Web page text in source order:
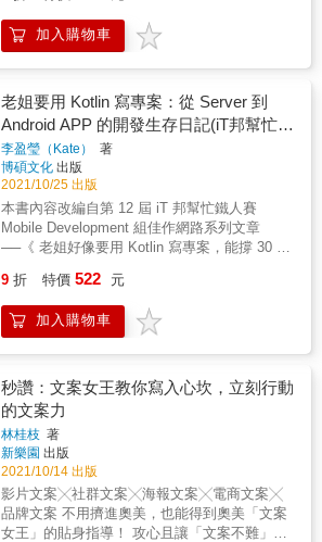
Chapter 4。 ※ 想要「透過情感真摯的文案，感
動受眾」，就翻到Chapter 5。 ※ 想要「創造洗
片？ 如何拍出你的目標對象愛看、想看、會分
享的宣傳影片？ 如何讓老闆對你拍的影片滿
意？ 如何順利和影片拍攝團隊溝通？ & 你是第
本、拍攝到預算的所有細節 讓第一次策劃影片
的新手擁有影音策劃基本概念，幫你的公司員
工賦予影片企劃、策畫的專業職能！ 讓策劃人
員對於影片製作歷程有初步了解，知道如何跟
團隊討論 讓公司／單位招商時能規劃出合理預
算、找到適合的團隊 & 你是常常做行銷影片的
品牌、導演、製作人嗎？本書教你客戶與拍攝
團隊間的溝通技巧 如果你是影片導演、影片製
客戶溝通！ & ***本書有三大特色，幫你從此建
不是教你拍攝影片，而是教你如何企劃廣告行
銷影片的專書！ 幫助影片策畫人員，但又不是
專業影片攝影工作者的你解決大大小小難題。
專業廣告導演多年來幫助大大小小公司拍攝廣
告影片的工作方法論、真實案例不藏私分享。
解答宣傳影片常見問題、企劃常見阻礙、執行
溝通難題、非專業影片企劃人員的迷思等等。
& 第一本有系統方法論的影片企劃專書，從影
片策畫、影片創意、影片拍攝到影片預算完整
解析！ 不了解行銷影片怎麼做？本書幫你解析
廣告影片七大類型 不知道影片有沒有人看？本
書教你畫出影片受眾完整人設 影片要怎麼被瘋
推出不同優惠方案並送贈品 & 想呼籲大眾重視
環保議題，你會： A.提出資料展現問題的嚴重
的機率不太高。因為硬性的數據、資料、圖表
對人類大腦而言，並沒有實質意義，多數人聽
以詮釋，激起情緒，目標受眾才會對你的觀點
產生記憶點。 & 但這並不表示B選項就是好的
選擇。搞不清楚目標受眾的價值觀和真正在意
的事，就算成功引出他們的情緒，也可能適得
其反，讓他們把你的商品、訴求直接打入黑名
單。 無論你是社群小編、個人品牌經營者、文
字工作者、廣告行銷人員，甚至只是一般人，
防衛心，聽進你的觀點。在《勾引大腦》中，
資深故事教練麗莎‧克隆帶你了解故事與大腦密
不可分的關係、人類做決定時又是受到何者的
你將擁有能夠扭轉他人腦內風向的能力，將影
響力輕鬆擴散出去！ ★透過本書，你將學到的
觀念： ˙「誤信+真相+發現+轉變」是故事主角
世界觀必經的四階段。 ˙想觸及「所有人」只會
扼殺你的創造力，創造出平庸的故事。 ˙情緒是
你的盟友，但只知道訴諸「恐懼」將無法持續
成功。 ˙直接進行意見調查仍會有誤區，因為受
眾也未必知道自己想要什麼。 ˙小心混淆故事
加入購物車
老姐要用 Kotlin 寫專案：從 Server 到
Android APP 的開發生存日記(iT邦幫忙鐵
人賽系列書)
李盈瑩（Kate）
著
博碩文化 出版
2021/10/25 出版
本書內容改編自第 12 屆 iT 邦幫忙鐵人賽
Mobile Development 組佳作網路系列文章
──《 老姐好像要用 Kotlin 寫專案，能撐 30 天
想轉職工程師的朋友，積極學習 Kotlin 程式語
言，將 Side Project 列入人生計畫。以弟弟
（後端工程師）的視角，描述姐弟使用 Kotlin
紀實的日誌。你將從開發準備、Scope 系列函
式、問答聊天室結構到雲端訊息 FCM 推播，逐
步探索 Kotlin 的美妙之處。 ☑前後端使用一種
程式語言開發 前後端共有開發的資源，能夠將
精力放在需要關注的地方，學習曲線的效率自
然也大幅提升。 ☑設計實作 Side Project 獲得
提升整合的能力，擴大事業版圖。在本書的設
計實作Side Project 中，你將探索工程師的工作
9 折 特價 522 元
加入購物車
秒讚：文案女王教你寫入心坎，立刻行動
的文案力
林桂枝 著
新樂園 出版
2021/10/14 出版
影片文案╳社群文案╳海報文案╳電商文案╳
品牌文案 不用擠進奧美，也能得到奧美「文案
女王」的貼身指導！ 攻心且讓「文案不難」的